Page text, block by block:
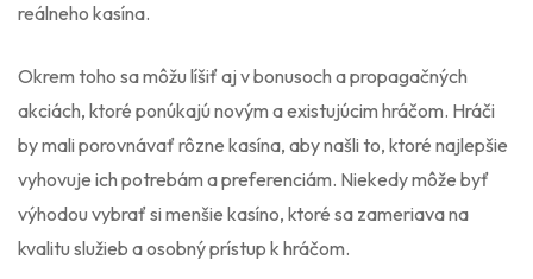
reálneho kasína.
Okrem toho sa môžu líšiť aj v bonusoch a propagačných
akciách, ktoré ponúkajú novým a existujúcim hráčom. Hráči
by mali porovnávať rôzne kasína, aby našli to, ktoré najlepšie
vyhovuje ich potrebám a preferenciám. Niekedy môže byť
výhodou vybrať si menšie kasíno, ktoré sa zameriava na
kvalitu služieb a osobný prístup k hráčom.